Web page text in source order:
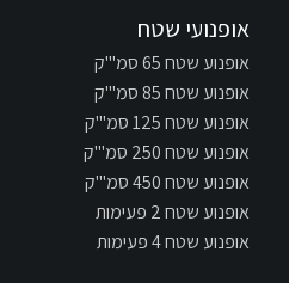
אופנועי שטח
אופנוע שטח 65 סמ"'ק
אופנוע שטח 85 סמ"'ק
אופנוע שטח 125 סמ"'ק
אופנוע שטח 250 סמ"'ק
אופנוע שטח 450 סמ"'ק
אופנוע שטח 2 פעימות
אופנוע שטח 4 פעימות